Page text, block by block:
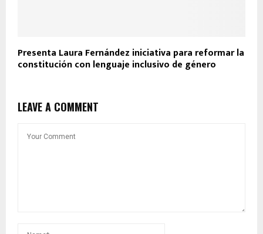
Presenta Laura Fernández iniciativa para reformar la
constitución con lenguaje inclusivo de género
LEAVE A COMMENT